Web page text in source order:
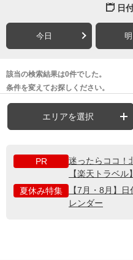
日
今日
該当の検索結果は0件でした。
条件を変えてお探しください。
エリアを選択
PR
迷ったらココ！
【楽天トラベル】
夏休み特集
【7月・8月】
レンダー